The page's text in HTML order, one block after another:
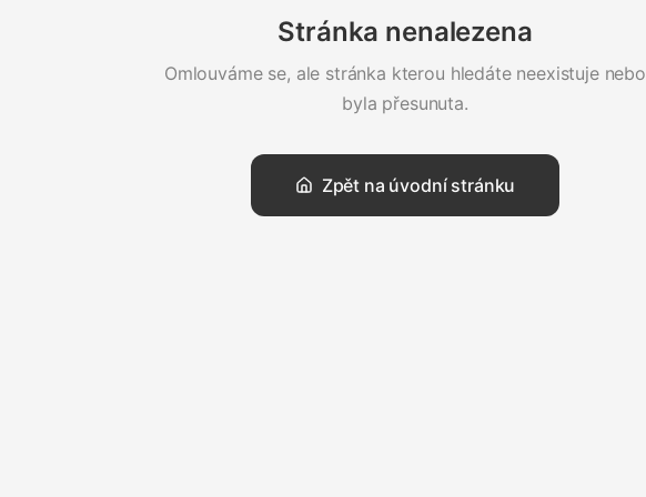
Stránka nenalezena
Omlouváme se, ale stránka kterou hledáte neexistuje nebo
byla přesunuta.
Zpět na úvodní stránku